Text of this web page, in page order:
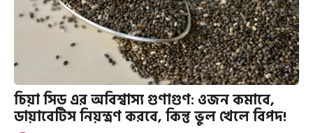
চিয়া সিড এর অবিশ্বাস্য গুণাগুণ: ওজন কমাবে,
ডায়াবেটিস নিয়ন্ত্রণ করবে, কিন্তু ভুল খেলে বিপদ!